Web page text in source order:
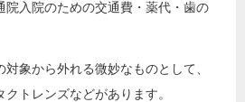
院入院のための交通費・薬代・歯の
象から外れる微妙なものとして、
トレンズなどがあります。